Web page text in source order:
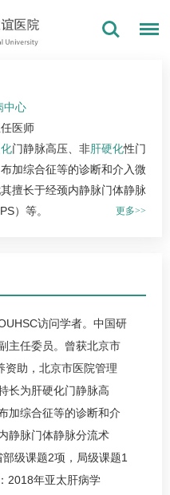
中心
医师
门静脉高压、非肝硬化性门
加综合征等的诊断和介入微
擅长于经颈内静脉门体静脉
）等。
更多>>
访问学者。中国研
主任委员。曾获北京市
资助，北京市医院管理
长为肝硬化门静脉高
加综合征等的诊断和介
静脉门体静脉分流术
部级课题2项，局级课题1
2018年亚太肝病学